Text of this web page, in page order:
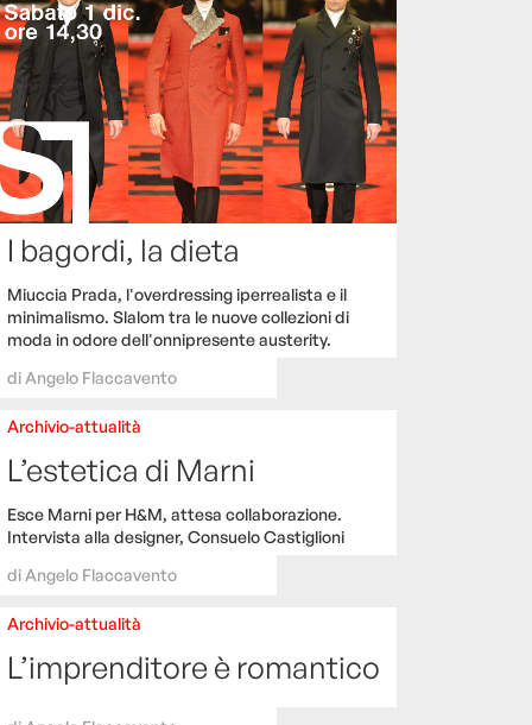
I bagordi, la dieta
Miuccia Prada, l'overdressing iperrealista e il
minimalismo. Slalom tra le nuove collezioni di
moda in odore dell'onnipresente austerity.
di Angelo Flaccavento
Archivio-attualità
L’estetica di Marni
Esce Marni per H&M, attesa collaborazione.
Intervista alla designer, Consuelo Castiglioni
di Angelo Flaccavento
Archivio-attualità
L’imprenditore è romantico